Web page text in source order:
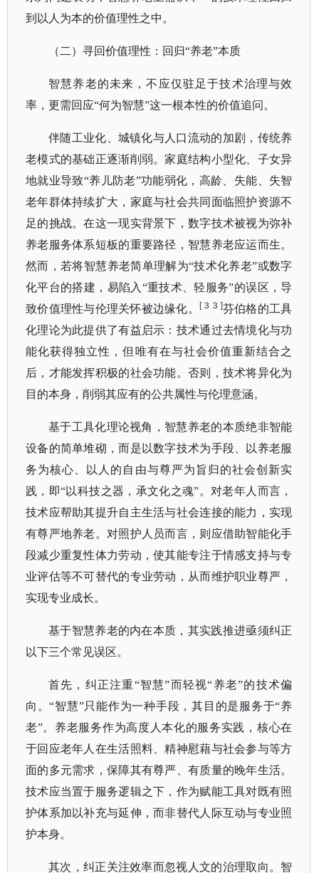
到以人为本的价值理性之中。
（二）寻回价值理性：回归“养老”本质
智慧养老的未来，不应仅驻足于技术治理与效
率，更需回应“何为智慧”这一根本性的价值追问。
伴随工业化、城镇化与人口流动的加剧，传统养
老模式的基础正逐渐削弱。家庭结构小型化、子女异
地就业导致“养儿防老”功能弱化，高龄、失能、失智
老年群体持续扩大，家庭与社会共同面临照护资源不
足的挑战。在这一现实背景下，数字技术被视为弥补
养老服务体系短板的重要路径，智慧养老应运而生。
然而，若将智慧养老简单理解为“技术化养老”或数字
化平台的搭建，易陷入“重技术、轻服务”的误区，导
致价值理性与伦理关怀被边缘化。
[３３]芬伯格的工具
化理论为此提供了有益启示：技术通过去情境化与功
能化获得独立性，但唯有在与社会价值重新结合之
后，才能发挥积极的社会功能。否则，技术将异化为
目的本身，削弱其应有的公共属性与伦理意涵。
基于工具化理论视角，智慧养老的本质绝非智能
设备的简单堆砌，而是以数字技术为手段、以养老服
务为核心、以人的自由与尊严为旨归的社会创新实
践，即“以科技之器，承文化之魂”。对老年人而言，
技术应帮助其提升自主生活与社会连接的能力，实现
有尊严地养老。对照护人员而言，则应借助智能化手
段减少重复性体力劳动，使其能专注于情感支持与专
业评估等不可替代的专业劳动，从而维护职业尊严，
实现专业成长。
基于智慧养老的内在本质，其实践推进亟须纠正
以下三个常见误区。
首先，纠正注重“智慧”而轻视“养老”的技术偏
向。“智慧”只能作为一种手段，其目的是服务于“养
老”。 养老服务作为高度人本化的服务实践，核心在
于回应老年人在生活照料、精神慰藉与社会参与等方
面的多元需求，保障其有尊严、有质量的晚年生活。
技术应当置于服务逻辑之下，作为赋能工具对既有照
护体系加以补充与延伸，而非替代人际互动与专业照
护本身。
其次，纠正关注效率而忽视人文的治理取向。智